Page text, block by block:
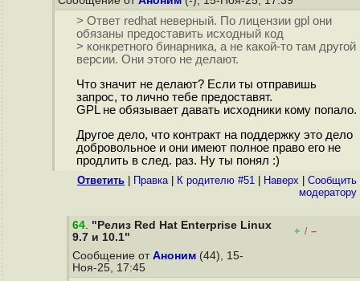
> Ответ redhat неверный. По лицензии gpl они
обязаны предоставить исходный код
> конкретного бинарника, а не какой-то там другой
версии. Они этого не делают.
Что значит не делают? Если ты отправишь
запрос, то лично тебе предоставят.
GPL не обязывает давать исходники кому попало.
Другое дело, что контракт на поддержку это дело
добровольное и они имеют полное право его не
продлить в след. раз. Ну ты понял :)
Ответить Правка| К родителю #51 Наверх
Cообщить
модератору
64. "Релиз Red Hat Enterprise Linux
9.7 и 10.1"
+ / –
Сообщение от Аноним (44), 15-
Ноя-25, 17:45